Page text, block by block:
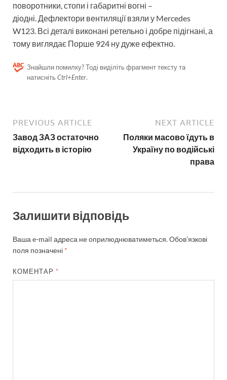
поворотники, стопи і габаритні вогні –
діодні. Дефлектори вентиляції взяли у Mercedes
W123. Всі деталі виконані ретельно і добре підігнані, а
тому виглядає Порше 924 ну дуже ефектно.
Знайшли помилку? Тоді виділіть фрагмент тексту та
натисніть Ctrl+Enter.
PREVIOUS ARTICLE
Завод ЗАЗ остаточно
відходить в історію
NEXT ARTICLE
Поляки масово їдуть в
Україну по водійські
права
Залишити відповідь
Ваша e-mail адреса не оприлюднюватиметься.Обов’язкові
поля позначені *
КОМЕНТАР *